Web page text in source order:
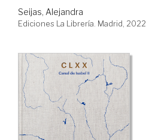
Seijas, Alejandra
Ediciones La Librería. Madrid, 2022